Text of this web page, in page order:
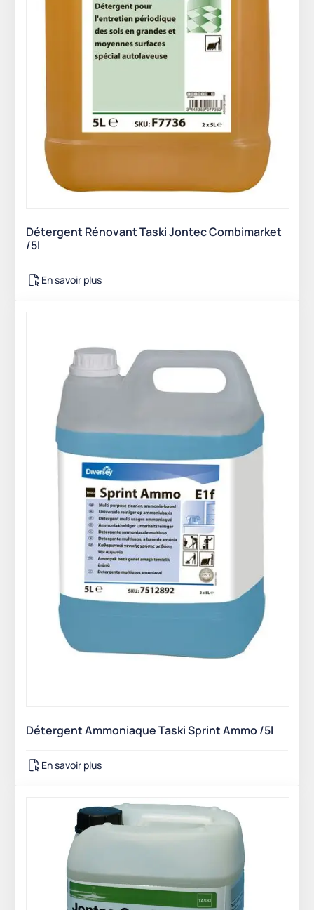
Détergent Rénovant Taski Jontec Combimarket
/5l
En savoir plus
Détergent Ammoniaque Taski Sprint Ammo /5l
En savoir plus